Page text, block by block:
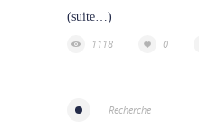
(suite…)
1118
0
Recherche